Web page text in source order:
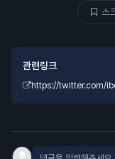
스
관련링크
https://twitter.com/